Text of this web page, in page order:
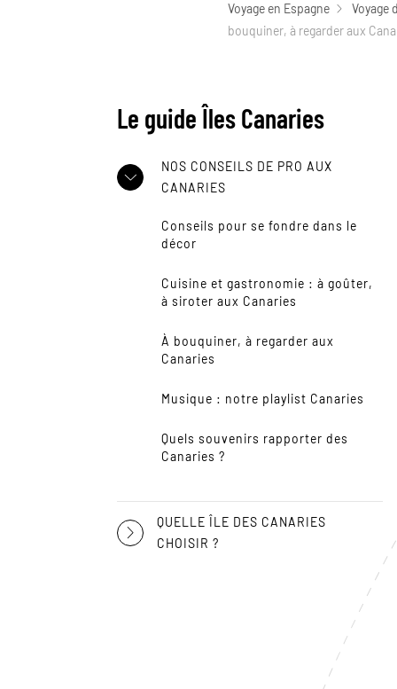
Voyage en Espagne
Voyage
bouquiner, à regarder aux
Le guide Îles Canaries
NOS CONSEILS DE PRO AUX
CANARIES
Conseils pour se fondre dans le
décor
Cuisine et gastronomie : à goûter,
à siroter aux Canaries
À bouquiner, à regarder aux
Canaries
Musique : notre playlist Canaries
Quels souvenirs rapporter des
Canaries ?
QUELLE ÎLE DES CANARIES
CHOISIR ?